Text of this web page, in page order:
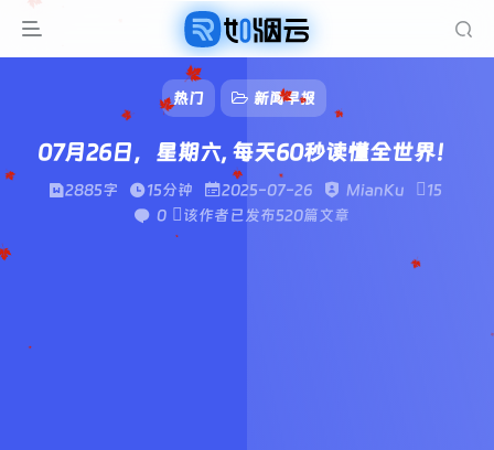
热门 新闻早报
07月26日，星期六, 每天60秒读懂全世界！
2885字 15分钟 2025-07-26 MianKu
15
0
该作者已发布520篇文章